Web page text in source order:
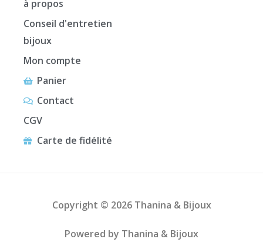
à propos
Conseil d'entretien
bijoux
Mon compte
Panier
Contact
CGV
Carte de fidélité
Copyright © 2026 Thanina & Bijoux
Powered by Thanina & Bijoux